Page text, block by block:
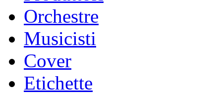
Orchestre
Musicisti
Cover
Etichette